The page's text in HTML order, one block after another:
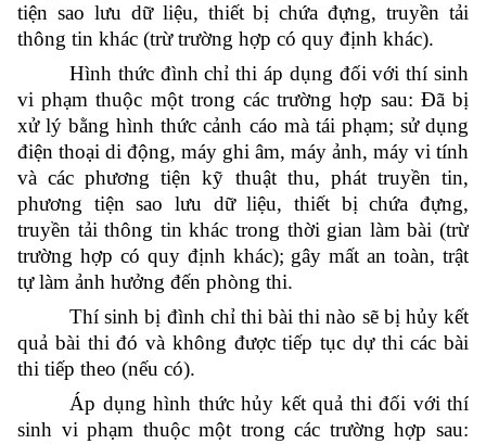
tiện sao lưu dữ liệu, thiết bị chứa đựng, truyền tải
thông tin khác (trừ trường hợp có quy định khác).
Hình thức đình chỉ thi áp dụng đối với thí sinh
vi phạm thuộc một trong các trường hợp sau: Đã bị
xử lý bằng hình thức cảnh cáo mà tái phạm; sử dụng
điện thoại di động, máy ghi âm, máy ảnh, máy vi tính
và các phương tiện kỹ thuật thu, phát truyền tin,
phương tiện sao lưu dữ liệu, thiết bị chứa đựng,
truyền tải thông tin khác trong thời gian làm bài (trừ
trường hợp có quy định khác); gây mất an toàn, trật
tự làm ảnh hưởng đến phòng thi.
Thí sinh bị đình chỉ thi bài thi nào sẽ bị hủy kết
quả bài thi đó và không được tiếp tục dự thi các bài
thi tiếp theo (nếu có).
Áp dụng hình thức hủy kết quả thi đối với thí
sinh vi phạm thuộc một trong các trường hợp sau: